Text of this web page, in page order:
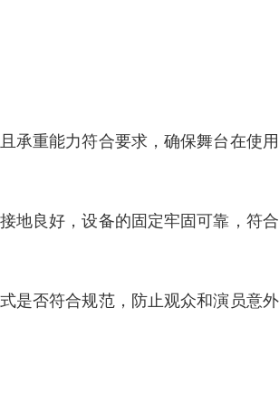
承重能力符合要求，确保舞台在使
地良好，设备的固定牢固可靠，符
是否符合规范，防止观众和演员意